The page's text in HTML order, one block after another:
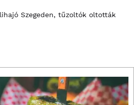
Szegeden, tűzoltók oltották